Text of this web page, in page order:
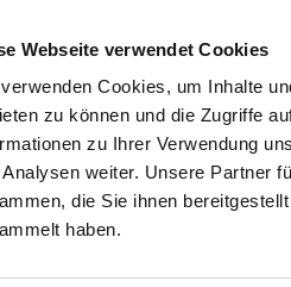
Webseite verwendet Cookies
Cookies, um Inhalte
zu können und die Zugriffe
zu Ihrer Verwendung
Analysen weiter. Unsere Partner
die Sie ihnen
haben.